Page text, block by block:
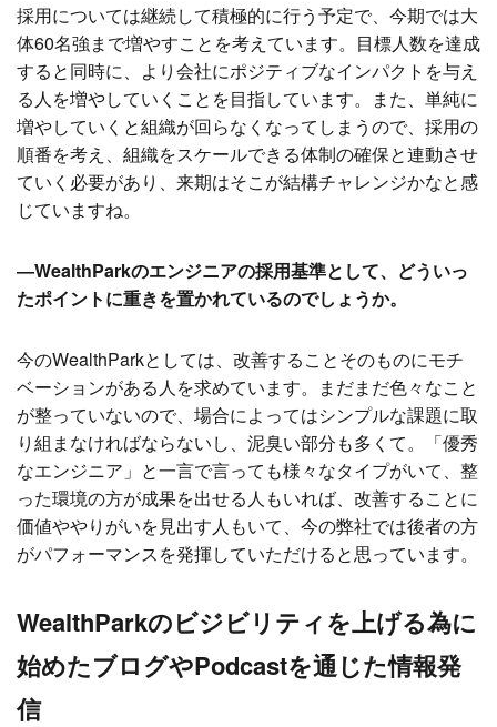
採用については継続して積極的に行う予定で、今期では大
体60名強まで増やすことを考えています。目標人数を達成
すると同時に、より会社にポジティブなインパクトを与え
る人を増やしていくことを目指しています。また、単純に
増やしていくと組織が回らなくなってしまうので、採用の
順番を考え、組織をスケールできる体制の確保と連動させ
ていく必要があり、来期はそこが結構チャレンジかなと感
じていますね。
―WealthParkのエンジニアの採用基準として、どういっ
たポイントに重きを置かれているのでしょうか。
今のWealthParkとしては、改善することそのものにモチ
ベーションがある人を求めています。まだまだ色々なこと
が整っていないので、場合によってはシンプルな課題に取
り組まなければならないし、泥臭い部分も多くて。「優秀
なエンジニア」と一言で言っても様々なタイプがいて、整
った環境の方が成果を出せる人もいれば、改善することに
価値ややりがいを見出す人もいて、今の弊社では後者の方
がパフォーマンスを発揮していただけると思っています。
WealthParkのビジビリティを上げる為に
始めたブログやPodcastを通じた情報発
信